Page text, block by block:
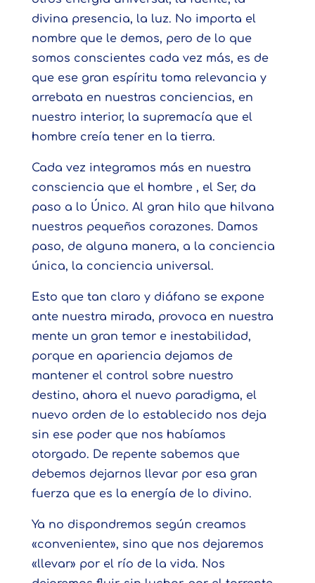
divina presencia, la luz. No importa el
nombre que le demos, pero de lo que
somos conscientes cada vez más, es de
que ese gran espíritu toma relevancia y
arrebata en nuestras conciencias, en
nuestro interior, la supremacía que el
hombre creía tener en la tierra.
Cada vez integramos más en nuestra
consciencia que el hombre , el Ser, da
paso a lo Único. Al gran hilo que hilvana
nuestros pequeños corazones. Damos
paso, de alguna manera, a la conciencia
única, la conciencia universal.
Esto que tan claro y diáfano se expone
ante nuestra mirada, provoca en nuestra
mente un gran temor e inestabilidad,
porque en apariencia dejamos de
mantener el control sobre nuestro
destino, ahora el nuevo paradigma, el
nuevo orden de lo establecido nos deja
sin ese poder que nos habíamos
otorgado. De repente sabemos que
debemos dejarnos llevar por esa gran
fuerza que es la energía de lo divino.
Ya no dispondremos según creamos
«conveniente», sino que nos dejaremos
«llevar» por el río de la vida. Nos